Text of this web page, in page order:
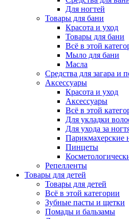
Для ногтей
Товары для бани
Красота и уход
Товары для бани
Всё в этой
Мыло для бани
Масла
Средства для загара и
Аксессуары
Красота и уход
Аксессуары
Всё в этой
Для укладки
Для ухода за
Пинцеты
Репелленты
Товары для детей
Товары для детей
Всё в этой категории
Зубные пасты и щетки
Помады и бальзамы